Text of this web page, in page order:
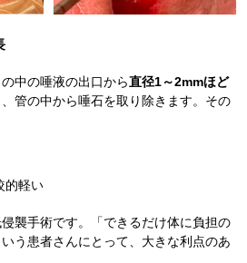
中の唾液の出口から直径1～2mmほど
管の中から唾石を取り除きます。その
的軽い
襲手術です。「できるだけ体に負担の
う患者さんにとって、大きな利点のあ